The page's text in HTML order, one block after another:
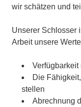
wir schätzen und
Unserer Schlosser
Arbeit unsere
Verfügbarkeit
Die
stellen
Abrechnung